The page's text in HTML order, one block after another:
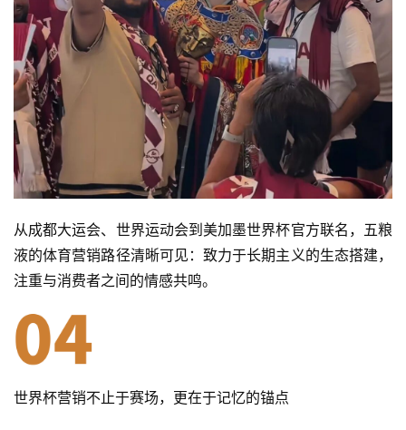
从成都大运会、世界运动会到美加墨世界杯官方联名，五粮
液的体育营销路径清晰可见：致力于长期主义的生态搭建，
注重与消费者之间的情感共鸣。
世界杯营销不止于赛场，更在于记忆的锚点